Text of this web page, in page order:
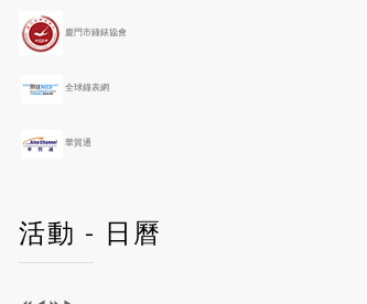
廈門市鐘錶協會
全球鐘表網
華貿通
活動 - 日曆
h